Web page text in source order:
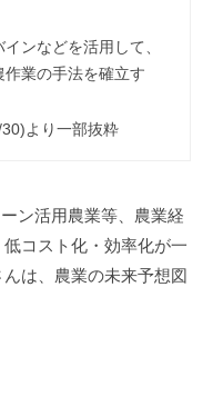
ンなどを活用して、
業の手法を確立す
より一部抜粋
ン活用農業等、農業経
コスト化・効率化が一
は、農業の未来予想図